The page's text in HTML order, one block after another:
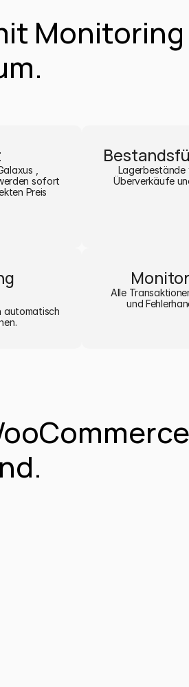
,
sofort
Preis
Lagerbestände
Überverkäufe
automatisch
Alle
und